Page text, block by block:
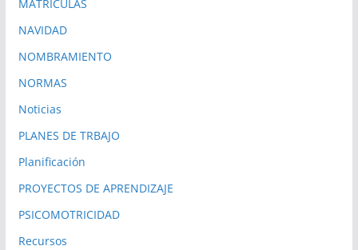
MATRICULAS
NAVIDAD
NOMBRAMIENTO
NORMAS
Noticias
PLANES DE TRBAJO
Planificación
PROYECTOS DE APRENDIZAJE
PSICOMOTRICIDAD
Recursos